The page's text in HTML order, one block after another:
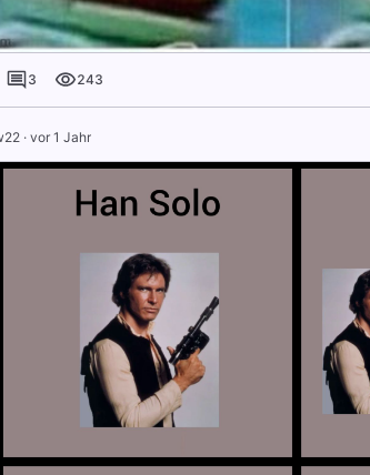
3 243
· vor 1 Jahr